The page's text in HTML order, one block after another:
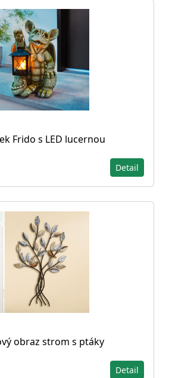
Frido s LED lucernou
Detail
obraz strom s ptáky
Detail